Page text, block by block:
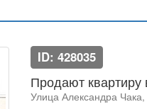
ID: 428035
Продают квартиру
Улица Александра